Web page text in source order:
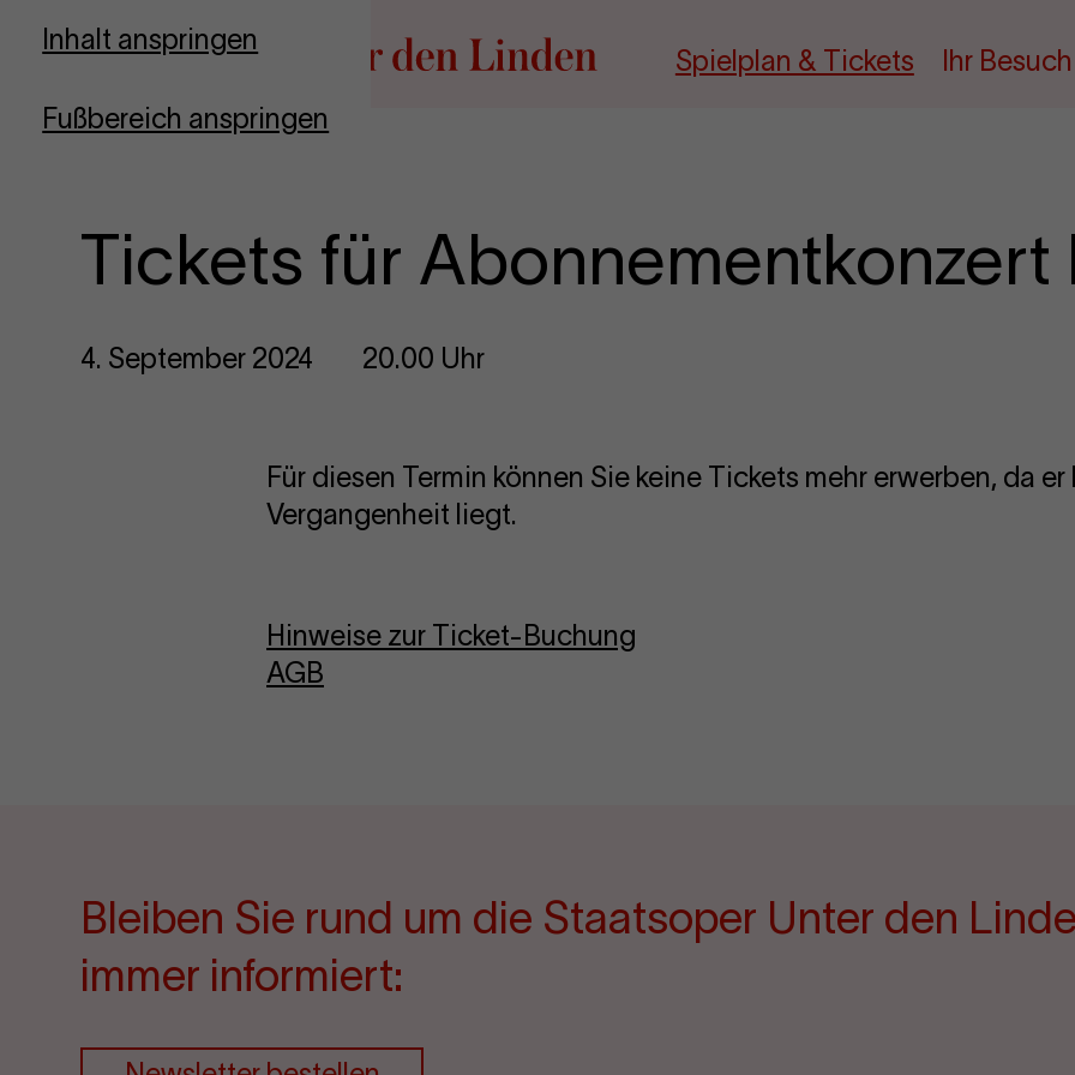
Inhalt anspringen
Fußbereich anspringen
Zur Startseite
Spielplan & Tickets Ihr Besuch
Tickets für Abonnementkonzert
4. September 2024 20.00 Uhr
Für diesen Termin können Sie keine Tickets mehr erwerben, da
Vergangenheit liegt.
Hinweise zur Ticket-Buchung
AGB
Bleiben Sie rund um die Staatsoper Unter den
immer informiert: